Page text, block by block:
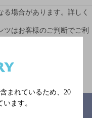
場合があります。詳しく
はお客様のご判断でご利
まれているため、 20
ます。